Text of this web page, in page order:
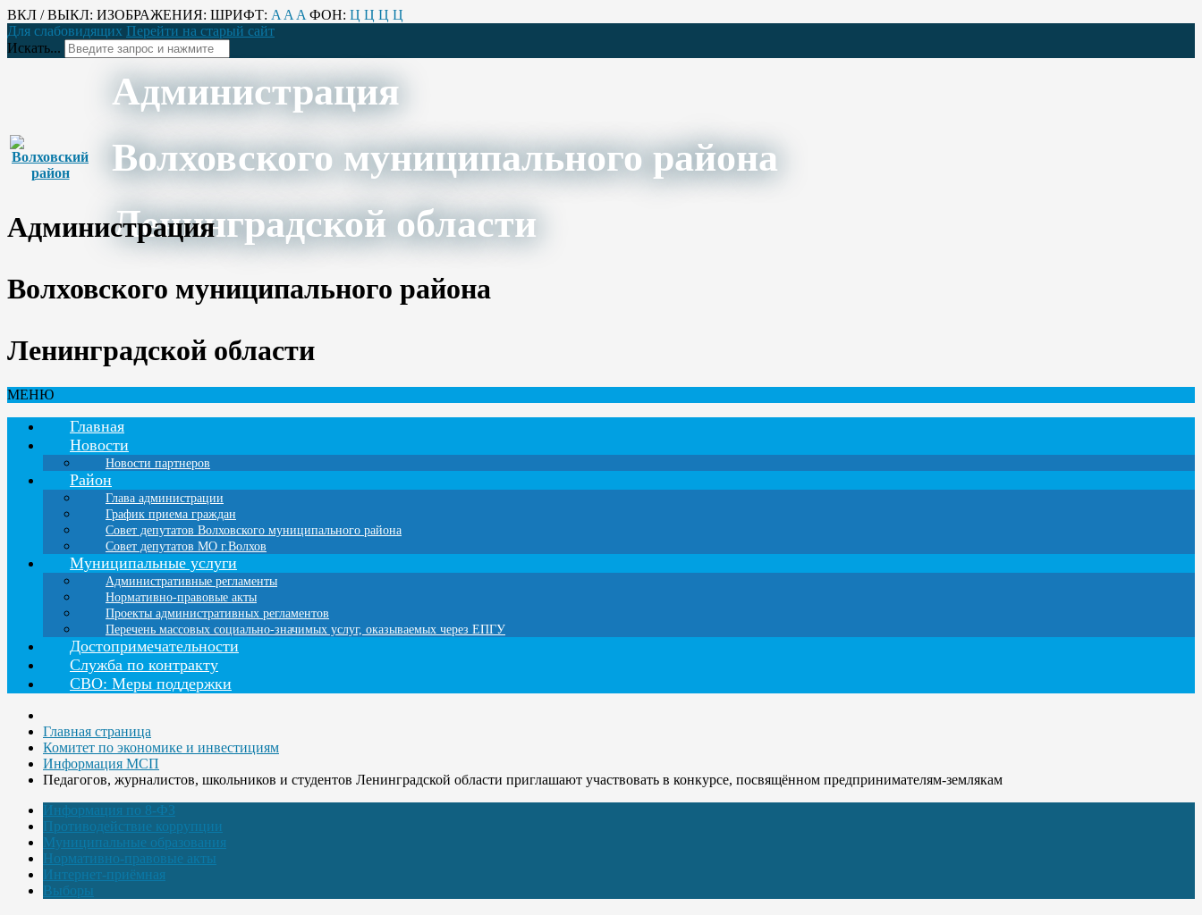
ВКЛ / ВЫКЛ: ИЗОБРАЖЕНИЯ: ШРИФТ: A A A ФОН: Ц Ц Ц Ц
Для слабовидящих Перейти на старый сайт
Искать...
Администрация
Волховского муниципального района
Ленинградской области
Администрация
Волховского муниципального района
Ленинградской области
МЕНЮ
Главная
Новости
Новости партнеров
Район
Глава администрации
График приема граждан
Совет депутатов Волховского муниципального района
Совет депутатов МО г.Волхов
Муниципальные услуги
Административные регламенты
Нормативно-правовые акты
Проекты административных регламентов
Перечень массовых социально-значимых услуг, оказываемых через ЕПГУ
Достопримечательности
Служба по контракту
СВО: Меры поддержки
Главная страница
Комитет по экономике и инвестициям
Информация МСП
Педагогов, журналистов, школьников и студентов Ленинградской области приглашают участвовать в конкурсе, посвящённом предпринимателям-землякам
Информация по 8-ФЗ
Противодействие коррупции
Муниципальные образования
Нормативно-правовые акты
Интернет-приёмная
Выборы